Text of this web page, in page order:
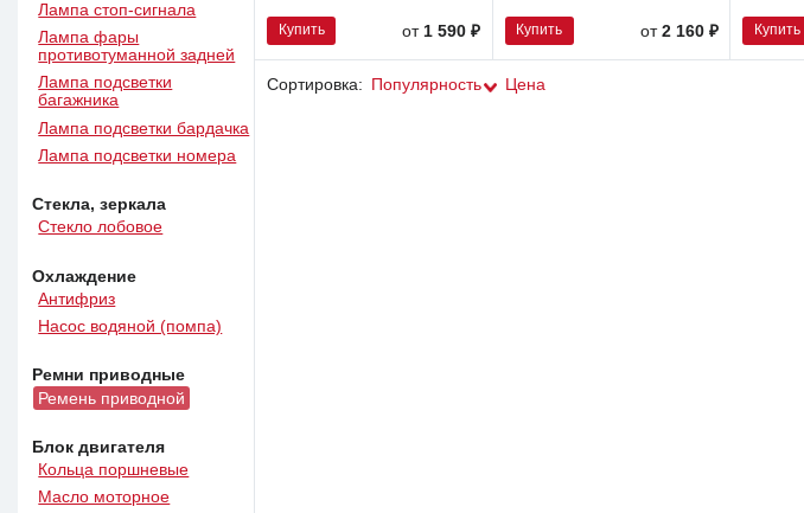
Лампа стоп-сигнала
Лампа фары
противотуманной задней
Лампа подсветки
багажника
Лампа подсветки бардачка
Лампа подсветки номера
Стекла, зеркала
Стекло лобовое
Охлаждение
Антифриз
Насос водяной (помпа)
Ремни приводные
Ремень приводной
Блок двигателя
Кольца поршневые
Масло моторное
Купить от1 590 ₽ Купить от 2 160 ₽ Купить
Сортировка: Популярность Цена